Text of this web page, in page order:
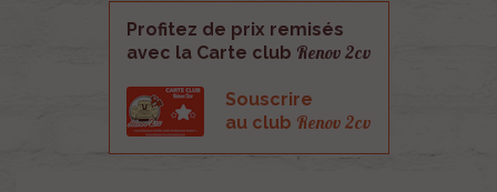
Profitez de prix remisés
avec la Carte club Renov 2cv
Souscrire
au club Renov 2cv